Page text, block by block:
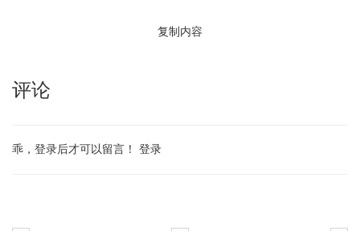
复制内容
评论
乖，登录后才可以留言！ 登录